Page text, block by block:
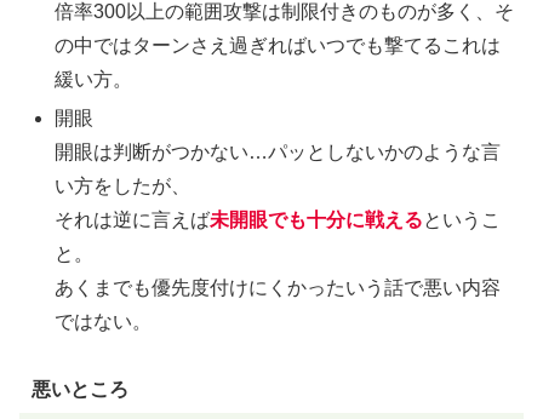
倍率300以上の範囲攻撃は制限付きのものが多く、そ
の中ではターンさえ過ぎればいつでも撃てるこれは
緩い方。
開眼
開眼は判断がつかない…パッとしないかのような言
い方をしたが、
それは逆に言えば未開眼でも十分に戦えるというこ
と。
あくまでも優先度付けにくかったいう話で悪い内容
ではない。
悪いところ